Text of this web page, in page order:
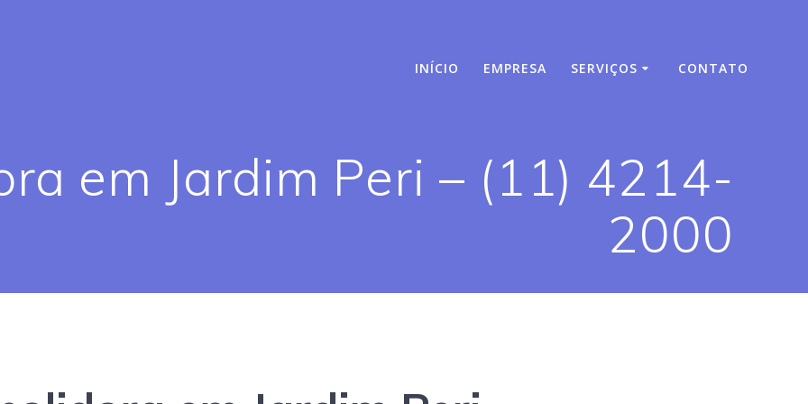
INÍCIO EMPRESA SERVIÇOS CONTATO
em Jardim Peri – (11) 4214-
2000